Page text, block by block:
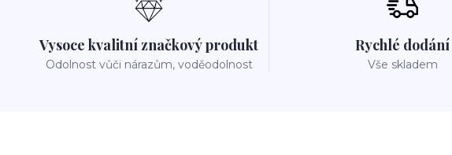
Vysoce kvalitní značkový produkt
Odolnost vůči nárazům, voděodolnost
Rychlé dodání
Vše skladem